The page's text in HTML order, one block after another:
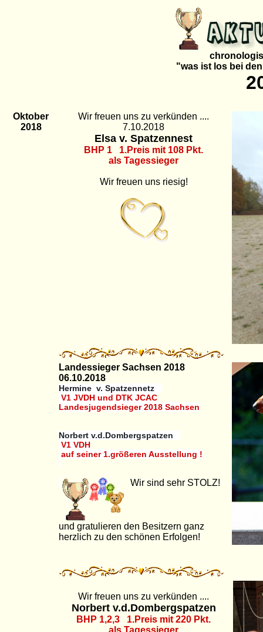
"was ist los bei
Oktober
2018
Wir freuen uns zu verkünden ....
7.10.2018
Elsa v. Spatzennest
BHP 1 1.Preis mit 108 Pkt.
als Tagessieger
Wir freuen uns riesig!
Landessieger Sachsen 2018
06.10.2018
Hermine v. Spatzennetz
V1 JVDH und DTK JCAC
Landesjugendsieger 2018 Sachsen
Norbert v.d.Dombergspatzen
V1 VDH
auf seiner 1.größeren Ausstellung !
Wir sind sehr STOLZ!
und gratulieren den Besitzern ganz
herzlich zu den schönen Erfolgen!
Wir freuen uns zu verkünden ....
Norbert v.d.Dombergspatzen
BHP 1,2,3 1.Preis mit 220 Pkt.
als Tagessieger